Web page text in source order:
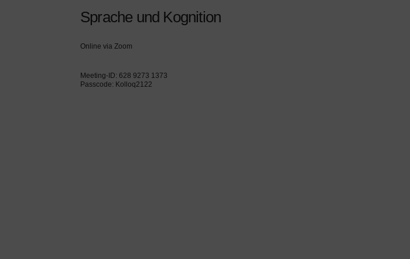
Sprache und Kognition
Online via Zoom
Meeting-ID: 628 9273 1373
Passcode: Kolloq2122